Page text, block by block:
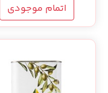
اتمام موجودی